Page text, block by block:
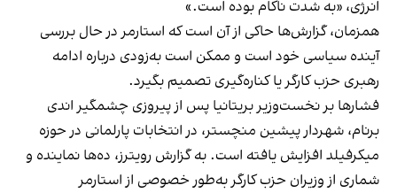
انرژی، «به شدت ناکام بوده است.»
همزمان، گزارش‌ها حاکی از آن است که استارمر در حال بررسی
آینده سیاسی خود است و ممکن است به‌زودی درباره ادامه
رهبری حزب کارگر یا کناره‌گیری تصمیم بگیرد.
فشارها بر نخست‌وزیر بریتانیا پس از پیروزی چشمگیر اندی
برنام، شهردار پیشین منچستر، در انتخابات پارلمانی در حوزه
میکرفیلد افزایش یافته است. به گزارش رویترز، ده‌ها نماینده و
شماری از وزیران حزب کارگر به‌طور خصوصی از استارمر